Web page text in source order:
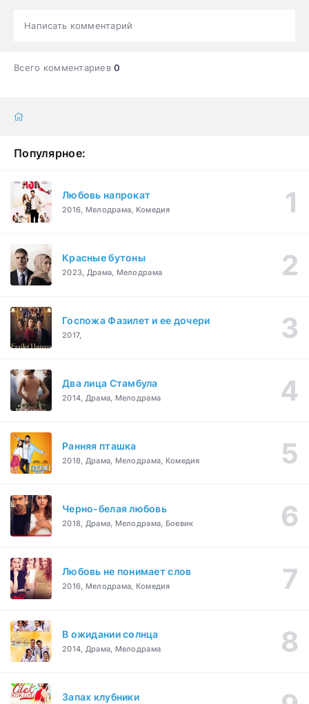
Написать комментарий
Всего комментариев0
Популярное:
Любовь напрокат
2016, Мелодрама, Комедия
Красные бутоны
2023, Драма, Мелодрама
Госпожа Фазилет и ее дочери
2017,
Два лица Стамбула
2014, Драма, Мелодрама
Ранняя пташка
2018, Драма, Мелодрама, Комедия
Черно-белая любовь
2018, Драма, Мелодрама, Боевик
Любовь не понимает слов
2016, Мелодрама, Комедия
В ожидании солнца
2014, Драма, Мелодрама
Запах клубники